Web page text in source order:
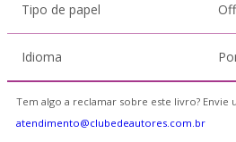
Tipo de papel
Idioma
Tem algo a reclamar sobre este livro? Envie
atendimento@clubedeautores.com.br